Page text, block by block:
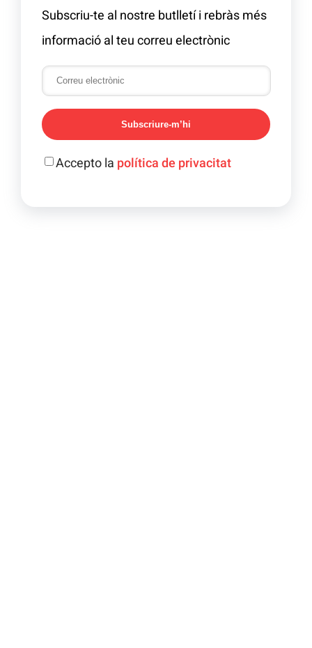
Subscriu-te al nostre butlletí i rebràs més
informació al teu correu electrònic
Subscriure-m’hi
Accepto la política de privacitat